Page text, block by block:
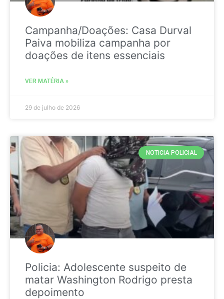
Campanha/Doações: Casa Durval
Paiva mobiliza campanha por
doações de itens essenciais
VER MATÉRIA »
29 de julho de 2026
NOTICIA POLICIAL
Policia: Adolescente suspeito de
matar Washington Rodrigo presta
depoimento